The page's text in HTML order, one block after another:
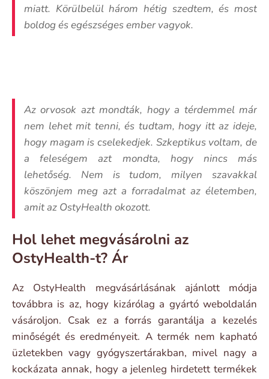
miatt. Körülbelül három hétig szedtem, és most
boldog és egészséges ember vagyok.
Az orvosok azt mondták, hogy a térdemmel már
nem lehet mit tenni, és tudtam, hogy itt az ideje,
hogy magam is cselekedjek. Szkeptikus voltam, de
a feleségem azt mondta, hogy nincs más
lehetőség. Nem is tudom, milyen szavakkal
köszönjem meg azt a forradalmat az életemben,
amit az OstyHealth okozott.
Hol lehet megvásárolni az
OstyHealth-t? Ár
Az OstyHealth megvásárlásának ajánlott módja
továbbra is az, hogy kizárólag a gyártó weboldalán
vásároljon. Csak ez a forrás garantálja a kezelés
minőségét és eredményeit. A termék nem kapható
üzletekben vagy gyógyszertárakban, mivel nagy a
kockázata annak, hogy a jelenleg hirdetett termékek